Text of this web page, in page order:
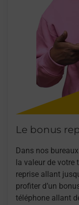
Le bonus
Dans nos
la valeur de votre
reprise allant
profiter d’un
téléphone allant